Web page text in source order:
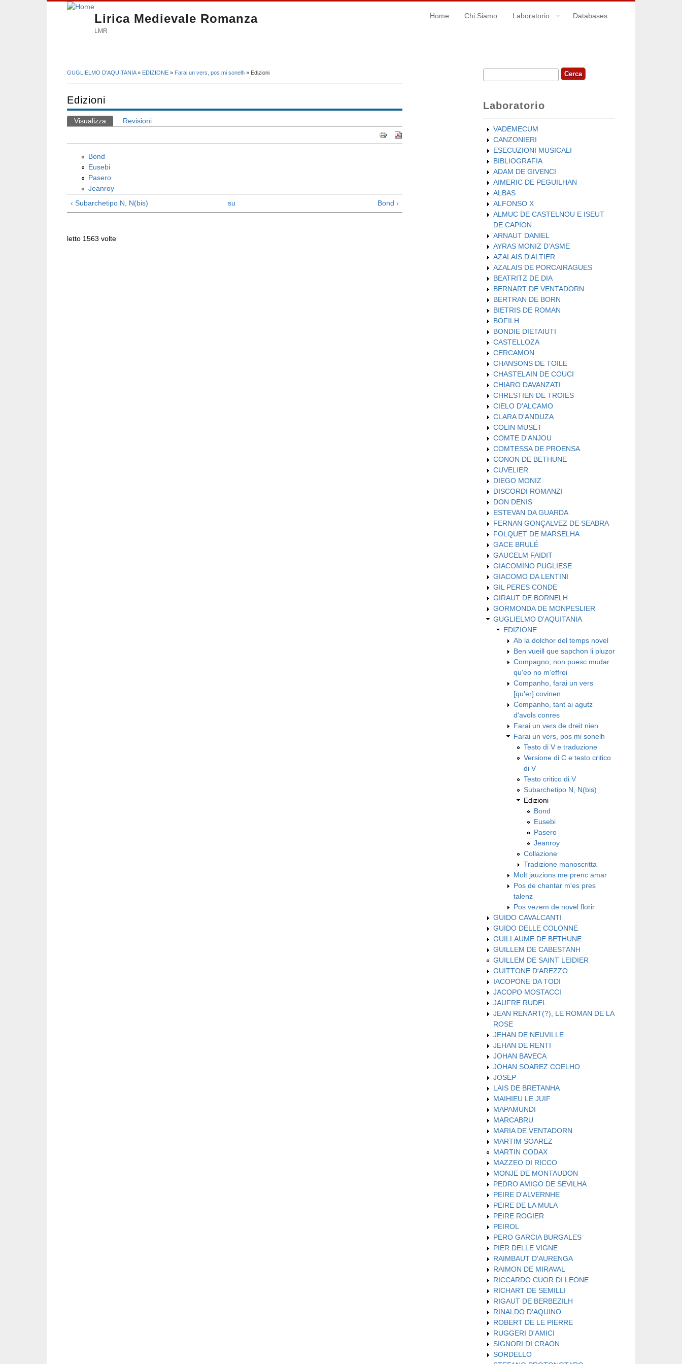
Lirica Medievale Romanza
LMR
Home Chi Siamo Laboratorio Databases
GUGLIELMO D'AQUITANIA» EDIZIONE » Farai un vers, pos mi sonelh » Edizioni
Edizioni
Schede primarie
Visualizza (scheda attiva)
Revisioni
Bond
Eusebi
Pasero
Jeanroy
‹ Subarchetipo N, N(bis)
su Bond ›
letto 1563 volte
Form di ricerca
Cerca
Laboratorio
VADEMECUM
CANZONIERI
ESECUZIONI MUSICALI
BIBLIOGRAFIA
ADAM DE GIVENCI
AIMERIC DE PEGUILHAN
ALBAS
ALFONSO X
ALMUC DE CASTELNOU E ISEUT
DE CAPION
ARNAUT DANIEL
AYRAS MONIZ D'ASME
AZALAIS D'ALTIER
AZALAIS DE PORCAIRAGUES
BEATRITZ DE DIA
BERNART DE VENTADORN
BERTRAN DE BORN
BIETRIS DE ROMAN
BOFILH
BONDIE DIETAIUTI
CASTELLOZA
CERCAMON
CHANSONS DE TOILE
CHASTELAIN DE COUCI
CHIARO DAVANZATI
CHRESTIEN DE TROIES
CIELO D'ALCAMO
CLARA D'ANDUZA
COLIN MUSET
COMTE D'ANJOU
COMTESSA DE PROENSA
CONON DE BETHUNE
CUVELIER
DIEGO MONIZ
DISCORDI ROMANZI
DON DENIS
ESTEVAN DA GUARDA
FERNAN GONÇALVEZ DE SEABRA
FOLQUET DE MARSELHA
GACE BRULÉ
GAUCELM FAIDIT
GIACOMINO PUGLIESE
GIACOMO DA LENTINI
GIL PERES CONDE
GIRAUT DE BORNELH
GORMONDA DE MONPESLIER
GUGLIELMO D'AQUITANIA
EDIZIONE
Ab la dolchor del temps novel
Ben vueill que sapchon li pluzor
Compagno, non puesc mudar
qu'eo no m'effrei
Companho, farai un vers
[qu'er] covinen
Companho, tant ai agutz
d'avols conres
Farai un vers de dreit nien
Farai un vers, pos mi sonelh
Testo di V e traduzione
Versione di C e testo critico
di V
Testo critico di V
Subarchetipo N, N(bis)
Edizioni
Bond
Eusebi
Pasero
Jeanroy
Collazione
Tradizione manoscritta
Molt jauzions me prenc amar
Pos de chantar m'es pres
talenz
Pos vezem de novel florir
GUIDO CAVALCANTI
GUIDO DELLE COLONNE
GUILLAUME DE BETHUNE
GUILLEM DE CABESTANH
GUILLEM DE SAINT LEIDIER
GUITTONE D'AREZZO
IACOPONE DA TODI
JACOPO MOSTACCI
JAUFRE RUDEL
JEAN RENART(?), LE ROMAN DE LA
ROSE
JEHAN DE NEUVILLE
JEHAN DE RENTI
JOHAN BAVECA
JOHAN SOAREZ COELHO
JOSEP
LAIS DE BRETANHA
MAIHIEU LE JUIF
MAPAMUNDI
MARCABRU
MARIA DE VENTADORN
MARTIM SOAREZ
MARTIN CODAX
MAZZEO DI RICCO
MONJE DE MONTAUDON
PEDRO AMIGO DE SEVILHA
PEIRE D'ALVERNHE
PEIRE DE LA MULA
PEIRE ROGIER
PEIROL
PERO GARCIA BURGALES
PIER DELLE VIGNE
RAIMBAUT D'AURENGA
RAIMON DE MIRAVAL
RICCARDO CUOR DI LEONE
RICHART DE SEMILLI
RIGAUT DE BERBEZILH
RINALDO D'AQUINO
ROBERT DE LE PIERRE
RUGGERI D'AMICI
SIGNORI DI CRAON
SORDELLO